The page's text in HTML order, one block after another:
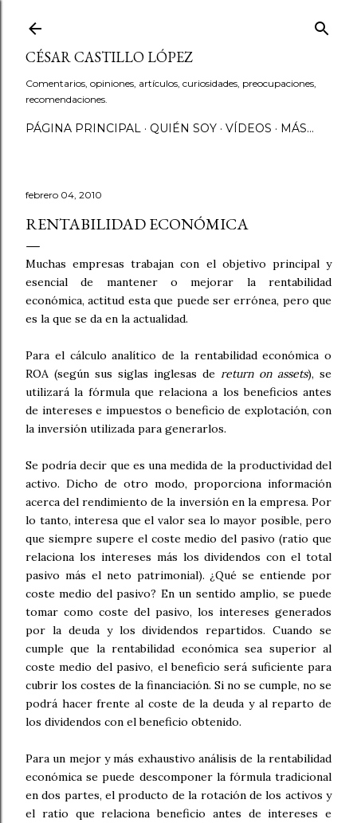
CÉSAR CASTILLO LÓPEZ
Comentarios, opiniones, artículos, curiosidades, preocupaciones,
recomendaciones.
PÁGINA PRINCIPAL QUIÉN SOY VÍDEOS MÁS…
febrero 04, 2010
RENTABILIDAD ECONÓMICA
Muchas empresas trabajan con el objetivo principal y
esencial de mantener o mejorar la rentabilidad
económica, actitud esta que puede ser errónea, pero que
es la que se da en la actualidad.
Para el cálculo analítico de la rentabilidad económica o
ROA (según sus siglas inglesas de return on assets), se
utilizará la fórmula que relaciona a los beneficios antes
de intereses e impuestos o beneficio de explotación, con
la inversión utilizada para generarlos.
Se podría decir que es una medida de la productividad del
activo. Dicho de otro modo, proporciona información
acerca del rendimiento de la inversión en la empresa. Por
lo tanto, interesa que el valor sea lo mayor posible, pero
que siempre supere el coste medio del pasivo (ratio que
relaciona los intereses más los dividendos con el total
pasivo más el neto patrimonial). ¿Qué se entiende por
coste medio del pasivo? En un sentido amplio, se puede
tomar como coste del pasivo, los intereses generados
por la deuda y los dividendos repartidos. Cuando se
cumple que la rentabilidad económica sea superior al
coste medio del pasivo, el beneficio será suficiente para
cubrir los costes de la financiación. Si no se cumple, no se
podrá hacer frente al coste de la deuda y al reparto de
los dividendos con el beneficio obtenido.
Para un mejor y más exhaustivo análisis de la rentabilidad
económica se puede descomponer la fórmula tradicional
en dos partes, el producto de la rotación de los activos y
el ratio que relaciona beneficio antes de intereses e